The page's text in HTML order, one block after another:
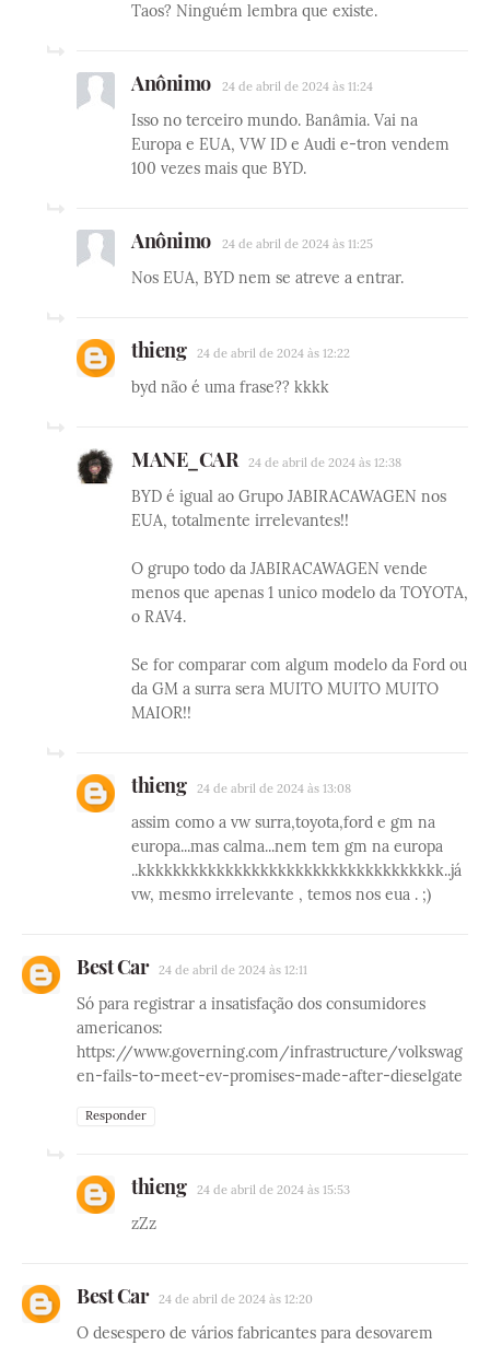
Taos? Ninguém lembra que existe.
Anônimo 24 de abril de 2024 às 11:24
Isso no terceiro mundo. Banâmia. Vai na
Europa e EUA, VW ID e Audi e-tron vendem
100 vezes mais que BYD.
Anônimo 24 de abril de 2024 às 11:25
Nos EUA, BYD nem se atreve a entrar.
thieng 24 de abril de 2024 às 12:22
byd não é uma frase?? kkkk
MANE_CAR 24 de abril de 2024 às 12:38
BYD é igual ao Grupo JABIRACAWAGEN nos
EUA, totalmente irrelevantes!!
O grupo todo da JABIRACAWAGEN vende
menos que apenas 1 unico modelo da TOYOTA,
o RAV4.
Se for comparar com algum modelo da Ford ou
da GM a surra sera MUITO MUITO MUITO
MAIOR!!
thieng 24 de abril de 2024 às 13:08
assim como a vw surra,toyota,ford e gm na
europa...mas calma...nem tem gm na europa
..kkkkkkkkkkkkkkkkkkkkkkkkkkkkkkkkkkk..já
vw, mesmo irrelevante , temos nos eua . ;)
Best Car 24 de abril de 2024 às 12:11
Só para registrar a insatisfação dos consumidores
americanos:
https://www.governing.com/infrastructure/volkswag
en-fails-to-meet-ev-promises-made-after-dieselgate
Responder
thieng 24 de abril de 2024 às 15:53
zZz
Best Car 24 de abril de 2024 às 12:20
O desespero de vários fabricantes para desovarem